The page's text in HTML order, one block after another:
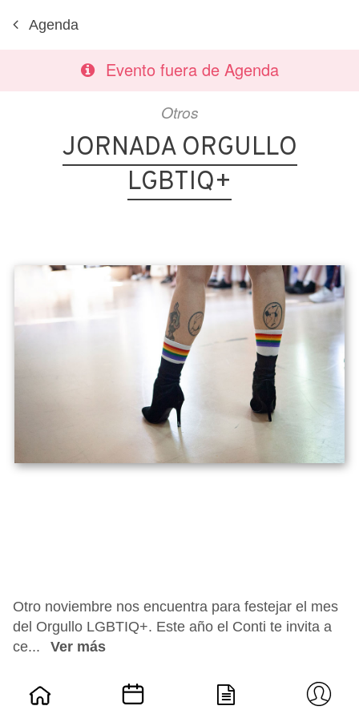
Agenda
Evento fuera de Agenda
Otros
JORNADA ORGULLO
LGBTIQ+
Otro noviembre nos encuentra para festejar el mes
del Orgullo LGBTIQ+. Este año el Conti te invita a
ce...
Ver más